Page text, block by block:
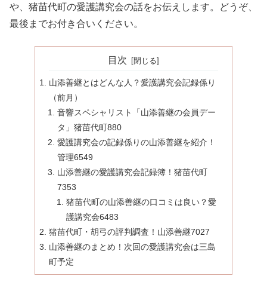
や、猪苗代町の愛護講究会の話をお伝えします。どうぞ、
最後までお付き合いください。
目次
山添善継とはどんな人？愛護講究会記録係り
（前月）
音響スペシャリスト「山添善継の会員デー
タ」猪苗代町880
愛護講究会の記録係りの山添善継を紹介！
管理6549
山添善継の愛護講究会記録簿！猪苗代町
7353
猪苗代町の山添善継の口コミは良い？愛
護講究会6483
猪苗代町・胡弓の評判調査！山添善継7027
山添善継のまとめ！次回の愛護講究会は三島
町予定